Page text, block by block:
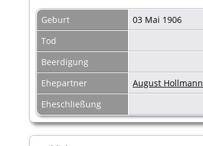
Geburt 03 Mai 1906
Tod
Beerdigung
Ehepartner
August Hollmann
Eheschließung